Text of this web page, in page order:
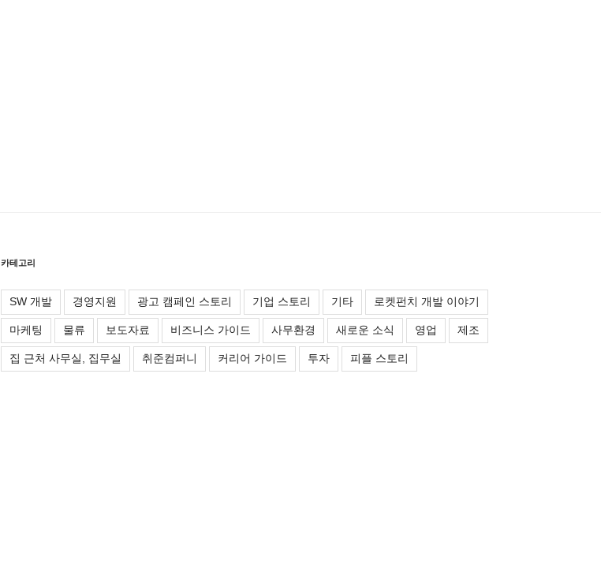
카테고리
SW 개발 경영지원 광고 캠페인 스토리 기업 스토리 기타 로켓펀치 개발 이야기
마케팅 물류 보도자료 비즈니스 가이드 사무환경 새로운 소식 영업 제조
집 근처 사무실, 집무실 취준컴퍼니 커리어 가이드 투자 피플 스토리